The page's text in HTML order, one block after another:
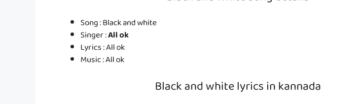
Song : Black and white
Singer :All ok
Lyrics : All ok
Music : All ok
Black and white lyrics in kannada